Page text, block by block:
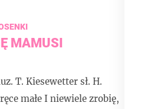
MAMUSI
T. Kiesewetter sł. H.
małe I niewiele zrobię,